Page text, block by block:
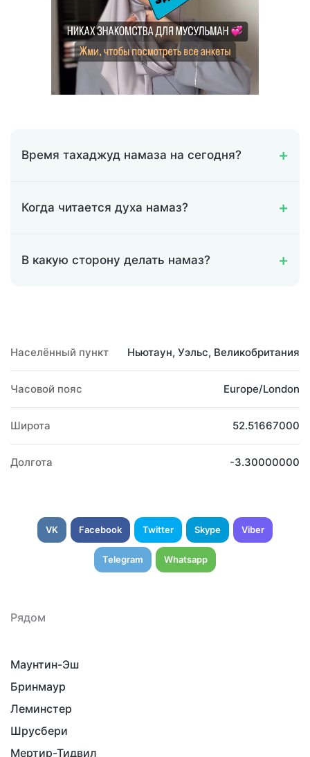
Время тахаджуд намаза на сегодня?
Когда читается духа намаз?
В какую сторону делать намаз?
Населённый пункт Ньютаун, Уэльс, Великобритания
Часовой пояс Europe/London
Широта 52.51667000
Долгота -3.30000000
VK Facebook Twitter Skype Viber
Telegram Whatsapp
Рядом
Маунтин-Эш
Бринмаур
Леминстер
Шрусбери
Мертир-Тидвил